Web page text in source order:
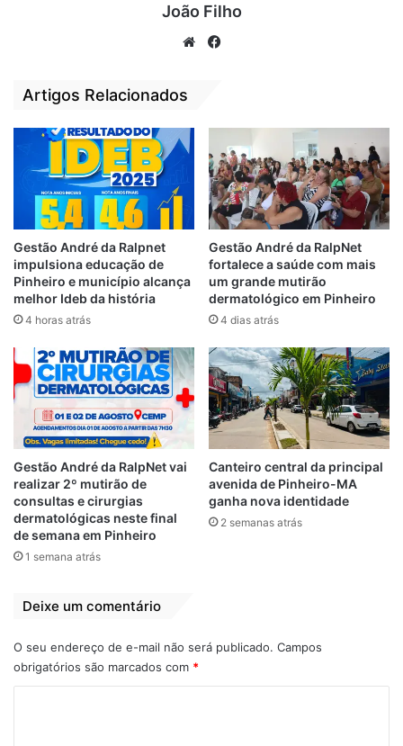
De acordo com a nota de Zé Martins, Dr
Bastos sempre foi bem acolhido em
família e amigos. Médico há mais de 40
psicóloga bequimãoense, Dionísia Martins.
Dr. Bastos é mais uma vítima da Covid-19
no Brasil e morreu nesta sexta-feira (26).
Relacionado
Morre vítima da
Covid-19, o médico
radiologista, Dr.
26 de março de 2021
Em "PINHEIRO-MA"
João Martins emite
Nota de Pesar pela
morte do
Antônio Inácio
9 de dezembro de 2020
Em "PINHEIRO-MA"
Prefeito Zé Martins
emite Nota de
Pesar pela morte
de Antônio Inácio
9 de dezembro de 2020
Em "PINHEIRO-MA"
São Luís
João Filho
We
Artigos Relacionados
Gestão André da Ralpnet
impulsiona educação de
Pinheiro e município alcança
melhor Ideb da história
4 horas atrás
Gestão André da RalpNet
fortalece a saúde com mais
um grande mutirão
dermatológico em Pinheiro
4 dias atrás
Gestão André da RalpNet vai
realizar 2º mutirão de
consultas e cirurgias
dermatológicas neste final
de semana em Pinheiro
1 semana atrás
Canteiro central da principal
avenida de Pinheiro-MA
ganha nova identidade
2 semanas atrás
Deixe um comentário
O seu endereço de e-mail não será publicado. Campos
obrigatórios são marcados com *